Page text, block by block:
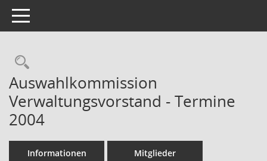
Toggle navigation
Rechercheauswahl
Auswahlkommission
Verwaltungsvorstand - Termine
2004
Informationen Mitglieder